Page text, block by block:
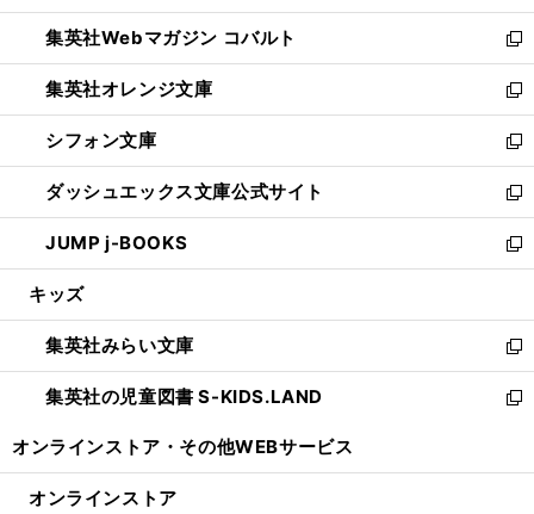
開
く
ウ
で
開
く
ン
ド
ウ
で
開
く
ウ
ィ
ン
ド
ウ
で
開
く
集英社Webマガジン コバルト
新
し
い
ウ
ィ
ン
ド
ウ
で
開
集英社オレンジ文庫
新
し
い
ウ
ィ
ン
ド
ウ
開
く
シフォン文庫
新
し
い
ウ
ィ
ン
ウ
で
開
く
ダッシュエックス文庫公式サイト
新
し
い
ウ
ン
ド
ウ
で
JUMP j-BOOKS
新
し
ウ
ィ
ン
ド
開
キッズ
集英社みらい文庫
新
し
い
ン
集英社の児童図書 S-KIDS.LAND
新
ウ
オンラインストア・ その他WEBサービス
オンラインストア